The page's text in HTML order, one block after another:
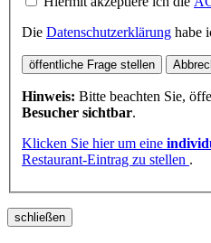
Die Datenschutzerklärung habe
öffentliche Frage stellen
Hinweis: Bitte beachten Sie,
Besucher sichtbar.
Klicken Sie hier um eine
Restaurant-Eintrag zu stellen .
schließen